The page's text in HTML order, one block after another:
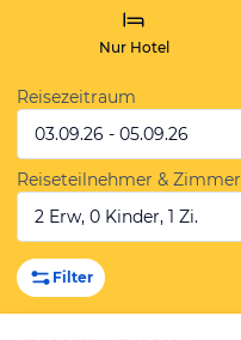
Nur Hotel
Reisezeitraum
03.09.26 - 05.09.26
Reiseteilnehmer & Zimmer
2 Erw, 0 Kinder, 1 Zi.
Filter